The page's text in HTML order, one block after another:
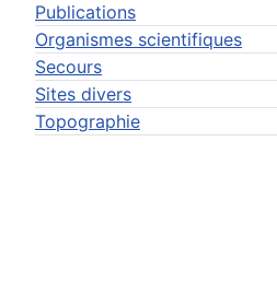
Publications
Organismes scientifiques
Secours
Sites divers
Topographie